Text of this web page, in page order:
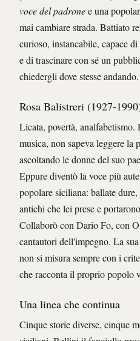
voce del padronee una
mai cambiare strada. Battiato
curioso, instancabile, capace
e di trascinare con sé un
chiedergli dove stesse andando.
Rosa Balistreri (1927-
Licata, povertà,
musica, non sapeva leggere la
ascoltando le donne del suo
Eppure diventò la voce più
popolare siciliana: ballate
antichi che lei prese e
Collaborò con Dario Fo, con
cantautori dell'impegno. La
non si misura sempre con i
che racconta il proprio popolo
Una linea che continua
Cinque storie diverse, cinque